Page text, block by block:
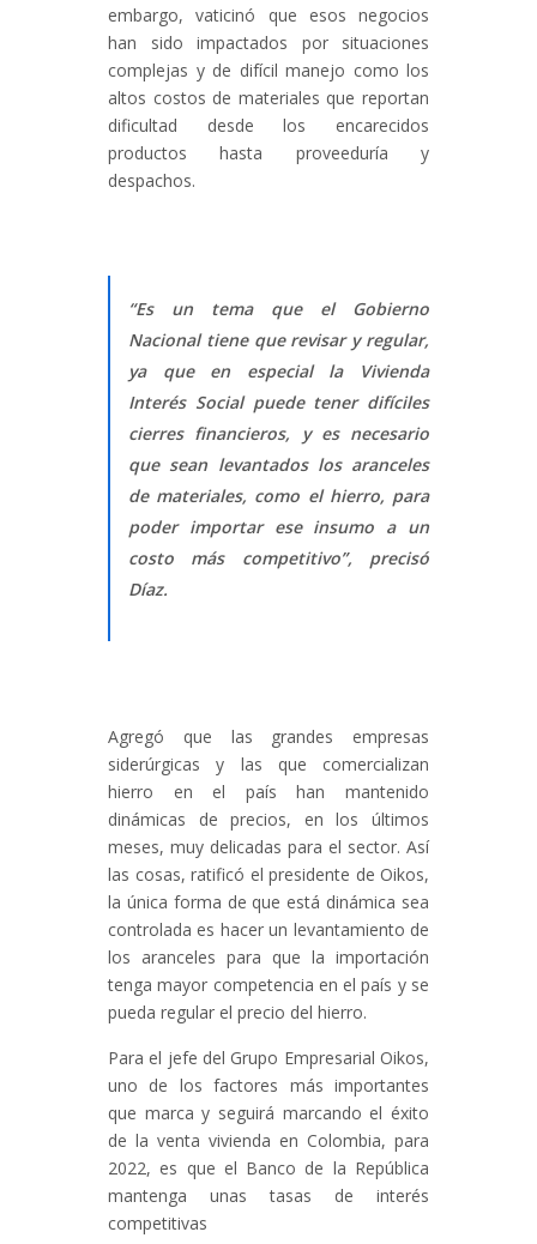
embargo, vaticinó que esos negocios
han sido impactados por situaciones
complejas y de difícil manejo como los
altos costos de materiales que reportan
dificultad desde los encarecidos
productos hasta proveeduría y
despachos.
“Es un tema que el Gobierno
Nacional tiene que revisar y regular,
ya que en especial la Vivienda
Interés Social puede tener difíciles
cierres financieros, y es necesario
que sean levantados los aranceles
de materiales, como el hierro, para
poder importar ese insumo a un
costo más competitivo”, precisó
Díaz.
Agregó que las grandes empresas
siderúrgicas y las que comercializan
hierro en el país han mantenido
dinámicas de precios, en los últimos
meses, muy delicadas para el sector. Así
las cosas, ratificó el presidente de Oikos,
la única forma de que está dinámica sea
controlada es hacer un levantamiento de
los aranceles para que la importación
tenga mayor competencia en el país y se
pueda regular el precio del hierro.
Para el jefe del Grupo Empresarial Oikos,
uno de los factores más importantes
que marca y seguirá marcando el éxito
de la venta vivienda en Colombia, para
2022, es que el Banco de la República
mantenga unas tasas de interés
competitivas